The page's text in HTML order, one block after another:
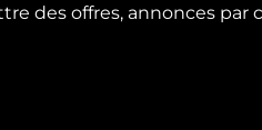
des offres, annonces par